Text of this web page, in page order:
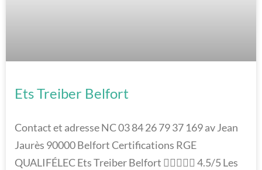
Ets Treiber Belfort
Contact et adresse NC 03 84 26 79 37 169 av Jean
Jaurès 90000 Belfort Certifications RGE
QUALIFÉLEC Ets Treiber Belfort  4.5/5 Les